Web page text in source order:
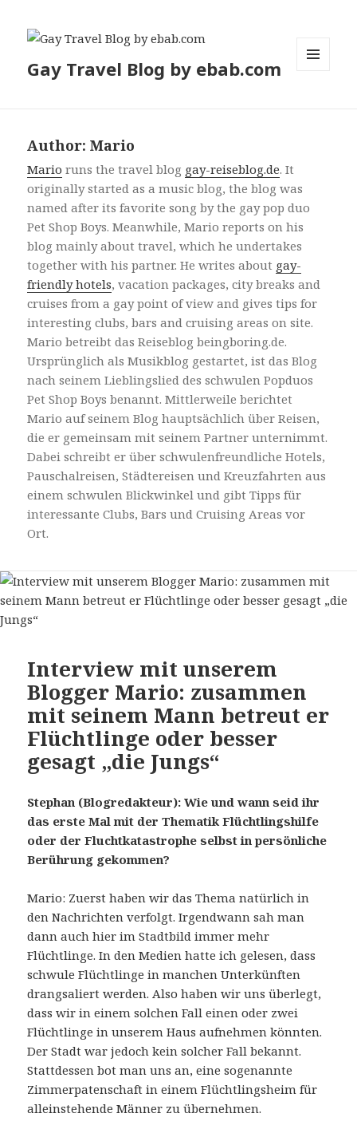
Gay Travel Blog by ebab.com
Author:Mario
Mario runs the travel blog gay-reiseblog.de. It
originally started as a music blog, the blog was
named after its favorite song by the gay pop duo
Pet Shop Boys. Meanwhile, Mario reports on his
blog mainly about travel, which he undertakes
together with his partner. He writes about gay-
friendly hotels, vacation packages, city breaks and
cruises from a gay point of view and gives tips for
interesting clubs, bars and cruising areas on site.
Mario betreibt das Reiseblog beingboring.de.
Ursprünglich als Musikblog gestartet, ist das Blog
nach seinem Lieblingslied des schwulen Popduos
Pet Shop Boys benannt. Mittlerweile berichtet
Mario auf seinem Blog hauptsächlich über Reisen,
die er gemeinsam mit seinem Partner unternimmt.
Dabei schreibt er über schwulenfreundliche Hotels,
Pauschalreisen, Städtereisen und Kreuzfahrten aus
einem schwulen Blickwinkel und gibt Tipps für
interessante Clubs, Bars und Cruising Areas vor
Ort.
Interview mit unserem
Blogger Mario: zusammen
mit seinem Mann betreut er
Flüchtlinge oder besser
gesagt „die Jungs“
Stephan (Blogredakteur):Wie und wann seid ihr
das erste Mal mit der Thematik Flüchtlingshilfe
oder der Fluchtkatastrophe selbst in persönliche
Berührung gekommen?
Mario: Zuerst haben wir das Thema natürlich in
den Nachrichten verfolgt. Irgendwann sah man
dann auch hier im Stadtbild immer mehr
Flüchtlinge. In den Medien hatte ich gelesen, dass
schwule Flüchtlinge in manchen Unterkünften
drangsaliert werden. Also haben wir uns überlegt,
dass wir in einem solchen Fall einen oder zwei
Flüchtlinge in unserem Haus aufnehmen könnten.
Der Stadt war jedoch kein solcher Fall bekannt.
Stattdessen bot man uns an, eine sogenannte
Zimmerpatenschaft in einem Flüchtlingsheim für
alleinstehende Männer zu übernehmen.